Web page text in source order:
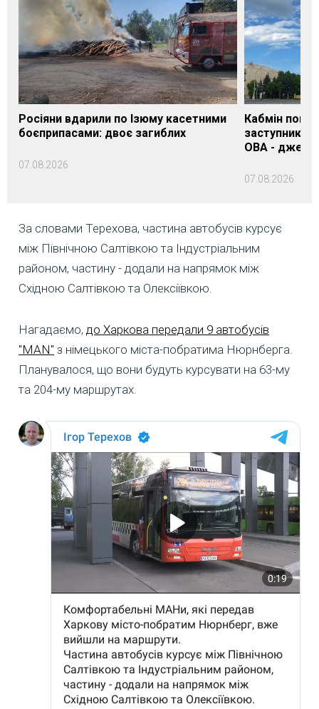
Росіяни вдарили по Ізюму касетними
боєприпасами: двоє загиблих
07.08.2026
Кабмін
заступника
ОВА -
07.08.2026
За словами Терехова, частина автобусів курсує
між Північною Салтівкою та Індустріальним
районом, частину - додали на напрямок між
Східною Салтівкою та Олексіївкою.
Нагадаємо, до Харкова передали 9 автобусів
"MAN" з німецького міста-побратима Нюрнберга.
Планувалося, що вони будуть курсувати на 63-му
та 204-му маршрутах.